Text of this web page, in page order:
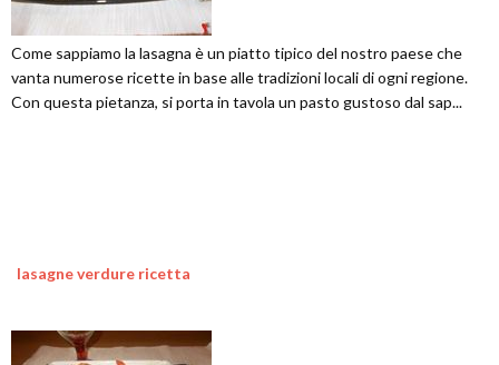
Come sappiamo la lasagna è un piatto tipico del nostro paese che
vanta numerose ricette in base alle tradizioni locali di ogni regione.
Con questa pietanza, si porta in tavola un pasto gustoso dal sap...
lasagne verdure ricetta